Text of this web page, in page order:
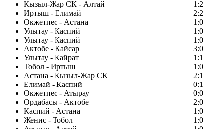
Кызыл-Жар СК - Алтай
1:2
Иртыш - Елимай
2:2
Окжетпес - Астана
1:0
Улытау - Каспий
1:0
Улытау - Каспий
1:0
Актобе - Кайсар
3:0
Улытау - Кайрат
1:1
Тобол - Иртыш
1:0
Астана - Кызыл-Жар СК
2:1
Елимай - Каспий
0:1
Окжетпес - Атырау
0:0
Ордабасы - Актобе
2:0
Каспий - Астана
1:0
Женис - Тобол
1:0